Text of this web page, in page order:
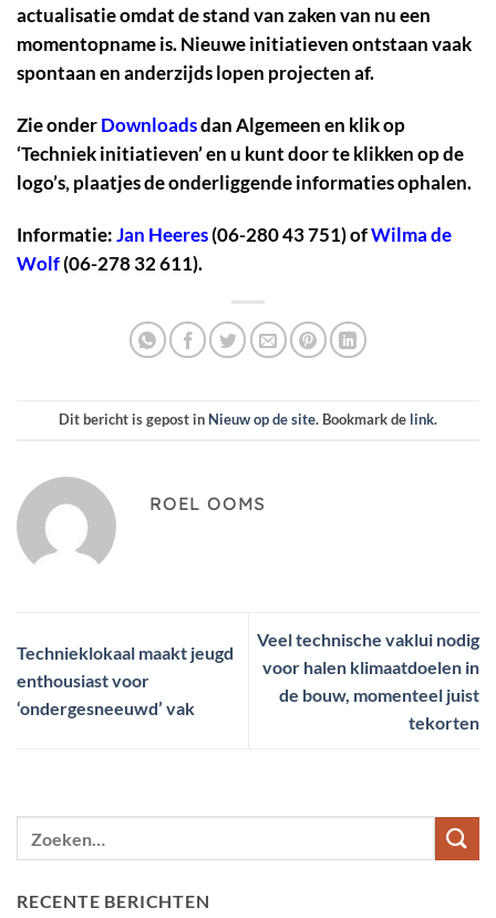
actualisatie omdat de stand van zaken van nu een
momentopname is. Nieuwe initiatieven ontstaan vaak
spontaan en anderzijds lopen projecten af.
Zie onderDownloadsdan Algemeen en klik op
‘Techniek initiatieven’ en u kunt door te klikken op de
logo’s, plaatjes de onderliggende informaties ophalen.
Informatie:Jan Heeres(06-280 43 751) ofWilma de
Wolf(06-278 32 611).
Dit bericht is gepost in Nieuw op de site. Bookmark de link.
ROEL OOMS
Technieklokaal maakt jeugd
enthousiast voor
‘ondergesneeuwd’ vak
Veel technische vaklui nodig
voor halen klimaatdoelen in
de bouw, momenteel juist
tekorten
RECENTE BERICHTEN